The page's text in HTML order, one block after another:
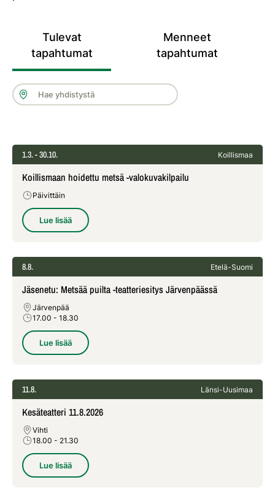
Tulevat
tapahtumat
Menneet
tapahtumat
1.3.- 30.10. Koillismaa
Koillismaan hoidettu metsä -valokuvakilpailu
Päivittäin
Lue lisää
8.8. Etelä-Suomi
Jäsenetu: Metsää puilta -teatteriesitys Järvenpäässä
Järvenpää
17.00 - 18.30
Lue lisää
11.8. Länsi-Uusimaa
Kesäteatteri 11.8.2026
Vihti
18.00 - 21.30
Lue lisää